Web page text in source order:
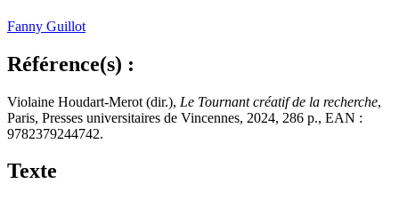
Fanny Guillot
Référence(s) :
Violaine Houdart-Merot (dir.), Le Tournant créatif de la recherche,
Paris, Presses universitaires de Vincennes, 2024, 286 p., EAN :
9782379244742.
Texte